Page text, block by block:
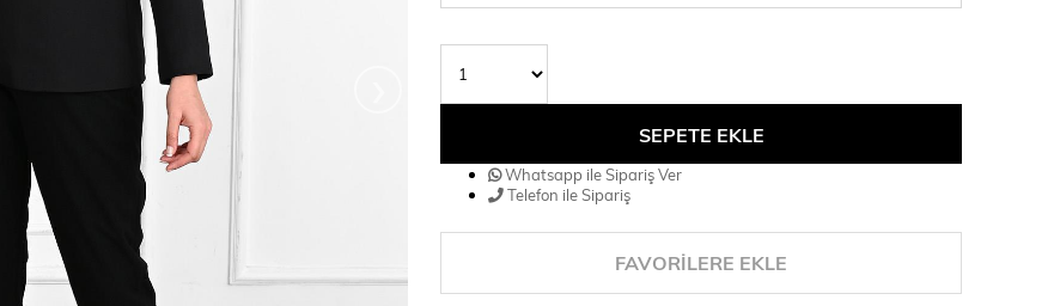
Whatsapp ile Sipariş Ver
Telefon ile Sipariş
FAVORILERE EKLE